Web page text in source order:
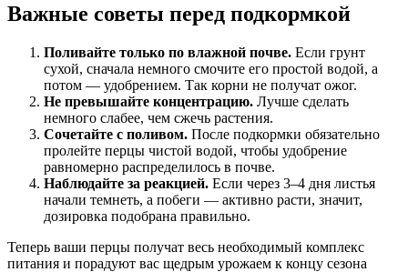
Важные советы перед подкормкой
Поливайте только по влажной почве. Если грунт
сухой, сначала немного смочите его простой водой, а
потом — удобрением. Так корни не получат ожог.
Не превышайте концентрацию. Лучше сделать
немного слабее, чем сжечь растения.
Сочетайте с поливом. После подкормки обязательно
пролейте перцы чистой водой, чтобы удобрение
равномерно распределилось в почве.
Наблюдайте за реакцией. Если через 3–4 дня листья
начали темнеть, а побеги — активно расти, значит,
дозировка подобрана правильно.
Теперь ваши перцы получат весь необходимый комплекс
питания и порадуют вас щедрым урожаем к концу сезона